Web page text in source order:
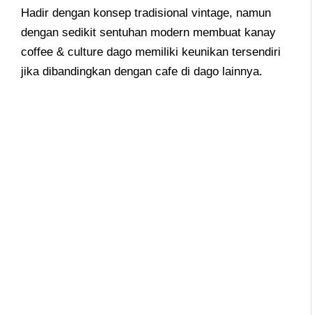
Hadir dengan konsep tradisional vintage, namun
dengan sedikit sentuhan modern membuat kanay
coffee & culture dago memiliki keunikan tersendiri
jika dibandingkan dengan cafe di dago lainnya.